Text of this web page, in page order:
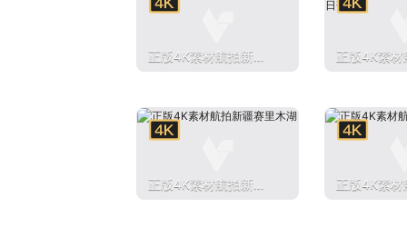
正版4K素材航拍新疆
正版4K素材
正版4K素材航拍新疆
正版4K素材